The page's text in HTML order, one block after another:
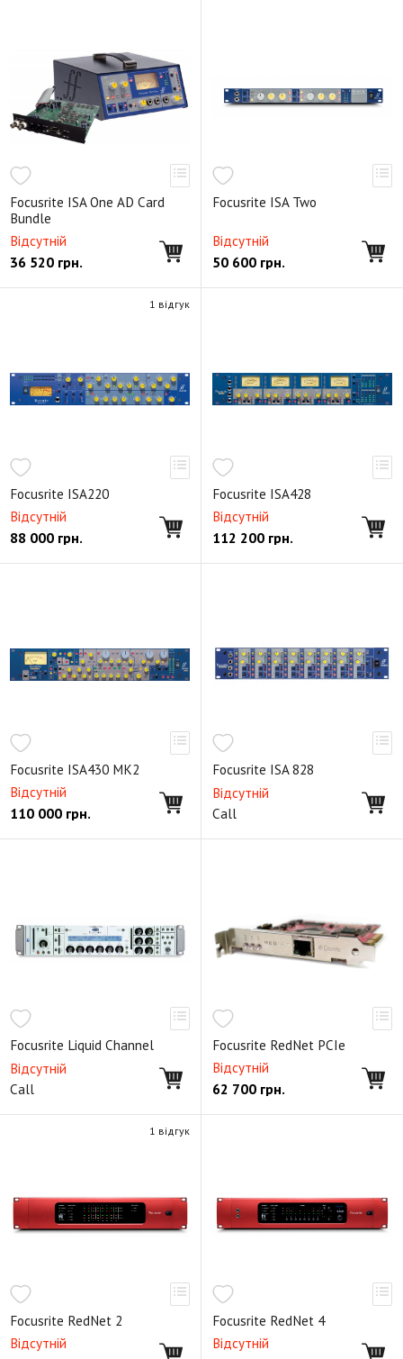
Focusrite ISA One AD Card
Bundle
Відсутній
36 520 грн.
Focusrite ISA Two
Відсутній
50 600 грн.
Focusrite ISA220
Відсутній
88 000 грн.
1 відгук
Focusrite ISA428
Відсутній
112 200 грн.
Focusrite ISA430 MK2
Відсутній
110 000 грн.
Focusrite ISA 828
Відсутній
Call
Focusrite Liquid Channel
Відсутній
Call
Focusrite RedNet PCIe
Відсутній
62 700 грн.
Focusrite RedNet 2
Відсутній
1 відгук
Focusrite RedNet 4
Відсутній